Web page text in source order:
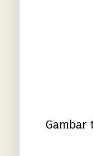
Gambar